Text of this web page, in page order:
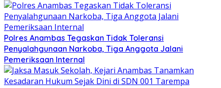
Polres Anambas Tegaskan Tidak Toleransi
Penyalahgunaan Narkoba, Tiga Anggota Jalani
Pemeriksaan Internal